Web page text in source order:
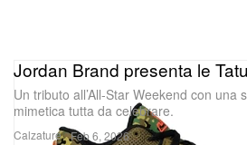
Calzature
Jordan Brand presenta le
Un tributo all’All-Star Weekend con una
mimetica tutta da celebrare.
Feb 6, 2026